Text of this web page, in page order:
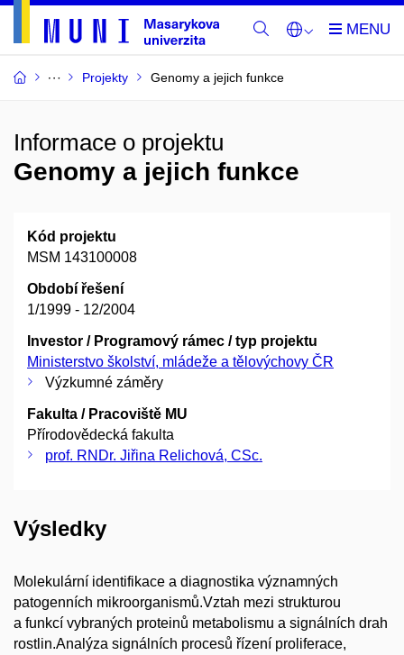
Projekty Genomy a jejich funkce
Informace o projektu
Genomy a jejich funkce
Kód projektu
MSM 143100008
Období řešení
1/1999 - 12/2004
Investor / Programový rámec / typ projektu
Ministerstvo školství, mládeže a tělovýchovy ČR
Výzkumné záměry
Fakulta / Pracoviště MU
Přírodovědecká fakulta
prof. RNDr. Jiřina Relichová, CSc.
Výsledky
Molekulární identifikace a diagnostika významných
patogenních mikroorganismů.Vztah mezi strukturou
a funkcí vybraných proteinů metabolismu a signálních drah
rostlin.Analýza signálních procesů řízení proliferace,